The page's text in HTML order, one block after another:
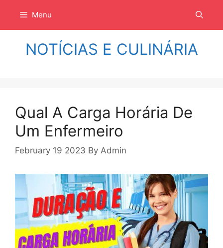
isi
Menu
NOTÍCIAS E CULINÁRIA
Qual A Carga Horária De
Um Enfermeiro
February 19 2023 By Admin